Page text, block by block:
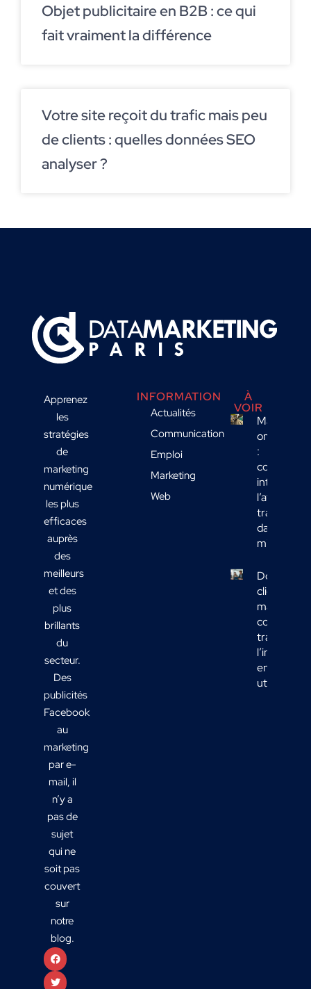
Objet publicitaire en B2B : ce qui
fait vraiment la différence
Votre site reçoit du trafic mais peu
de clients : quelles données SEO
analyser ?
Apprenez
les
stratégies
de
marketing
numérique
les plus
efficaces
auprès
des
meilleurs
et des
plus
brillants
du
secteur.
Des
publicités
Facebook
au
marketing
par e-
mail, il
n’y a
pas de
sujet
qui ne
soit pas
couvert
sur
notre
blog.
INFORMATION
Actualités
Communication
Emploi
Marketing
Web
À
VOIR
Marketing
omnicanal
:
comment
intégrer
l’affichage
transport
dans votre
mix média
Données
clients
marketing :
comment
en actions
utiles ?